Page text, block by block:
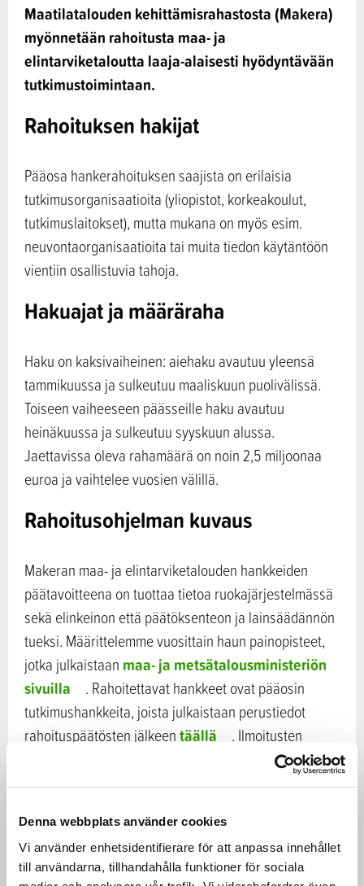
Denna webbplats använder cookies
Vi använder enhetsidentifierare för att anpassa innehållet
till användarna, tillhandahålla funktioner för sociala
Maatilatalouden kehittämisrahastosta (Makera)
myönnetään rahoitusta maa- ja
elintarviketaloutta laaja-alaisesti hyödyntävään
tutkimustoimintaan.
Rahoituksen hakijat
Pääosa hankerahoituksen saajista on erilaisia
tutkimusorganisaatioita (yliopistot, korkeakoulut,
tutkimuslaitokset), mutta mukana on myös esim.
neuvontaorganisaatioita tai muita tiedon käytäntöön
vientiin osallistuvia tahoja.
Hakuajat ja määräraha
Haku on kaksivaiheinen: aiehaku avautuu yleensä
tammikuussa ja sulkeutuu maaliskuun puolivälissä.
Toiseen vaiheeseen päässeille haku avautuu
heinäkuussa ja sulkeutuu syyskuun alussa.
Jaettavissa oleva rahamäärä on noin 2,5 miljoonaa
euroa ja vaihtelee vuosien välillä.
Rahoitusohjelman kuvaus
Makeran maa- ja elintarviketalouden hankkeiden
päätavoitteena on tuottaa tietoa ruokajärjestelmässä
sekä elinkeinon että päätöksenteon ja lainsäädännön
tueksi. Määrittelemme vuosittain haun painopisteet,
jotka julkaistaan maa- ja metsätalousministeriön
sivuilla
. Rahoitettavat hankkeet ovat pääosin
tutkimushankkeita, joista julkaistaan perustiedot
rahoituspäätösten jälkeentäällä
. Ilmoitusten
yhteydessä julkaistaan linkit haun ohjeisiin sekä
painopisteisiin, jossa kerrotaan myös, kuka antaa
lisätietoja. Hankkeiden tulokset ovat kaikille avoimia.
Biotalousteemat